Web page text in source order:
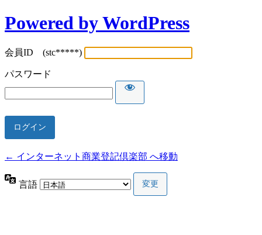
Powered by WordPress
会員ID (stc*****)
パスワード
← インターネット商業登記倶楽部 へ移動
言語